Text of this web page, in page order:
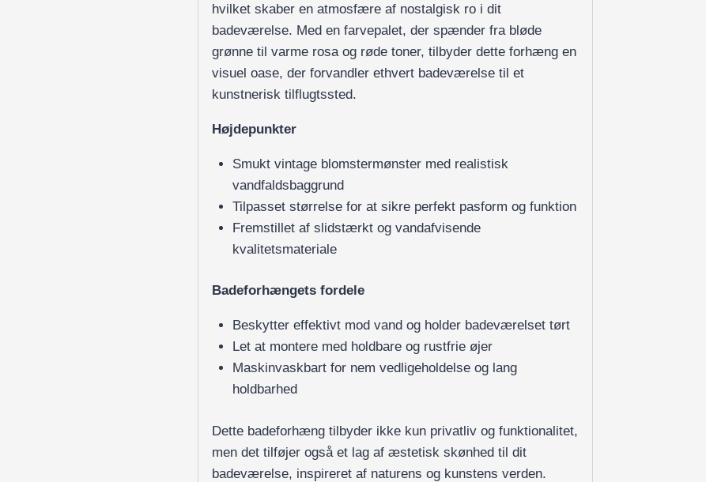
hvilket skaber en atmosfære af nostalgisk ro i dit
badeværelse. Med en farvepalet, der spænder fra bløde
grønne til varme rosa og røde toner, tilbyder dette forhæng en
visuel oase, der forvandler ethvert badeværelse til et
kunstnerisk tilflugtssted.
Højdepunkter
Smukt vintage blomstermønster med realistisk
vandfaldsbaggrund
Tilpasset størrelse for at sikre perfekt pasform og funktion
Fremstillet af slidstærkt og vandafvisende
kvalitetsmateriale
Badeforhængets fordele
Beskytter effektivt mod vand og holder badeværelset tørt
Let at montere med holdbare og rustfrie øjer
Maskinvaskbart for nem vedligeholdelse og lang
holdbarhed
Dette badeforhæng tilbyder ikke kun privatliv og funktionalitet,
men det tilføjer også et lag af æstetisk skønhed til dit
badeværelse, inspireret af naturens og kunstens verden.